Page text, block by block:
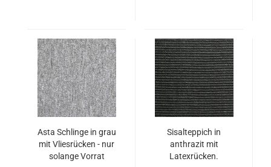
Asta Schlinge in grau
mit Vliesrücken - nur
solange Vorrat
Sisalteppich in
anthrazit mit
Latexrücken.